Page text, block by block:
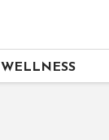
WELLNESS